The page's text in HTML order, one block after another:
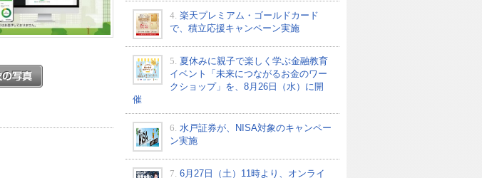
4. 楽天プレミアム・ゴールドカード
で、積立応援キャンペーン実施
5. 夏休みに親子で楽しく学ぶ金融教育
イベント「未来につながるお金のワー
クショップ」を、8月26日（水）に開
催
6. 水戸証券が、NISA対象のキャンペー
ン実施
7. 6月27日（土）11時より、オンライ